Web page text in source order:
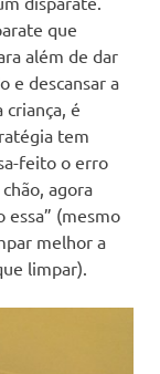
que
além de dar
e descansar a
criança, é
tem
feito o erro
agora
essa” (mesmo
melhor a
limpar).